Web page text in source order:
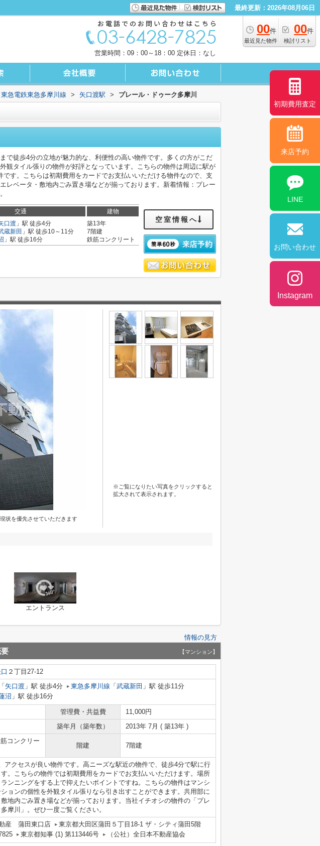
最終更新：2026年08月06日
00件
最近見た物件
00件
検討リスト
営業時間：09：00～18：00 定休日：なし
東急電鉄東急多摩川線 > 矢口渡駅 > プレール・ドゥーク多摩川
で徒歩4分の立地が魅力的な、利便性の高い物件です。多くの方がこだ
観タイル張りの物件が好評となっています。こちらの物件は周辺に駅が
す。こちらは初期費用をカードでお支払いいただける物件なので、支
レベータ・敷地内ごみ置き場などが揃っております。新着情報：プレー
交通 建物
口渡 」駅 徒歩4分
蔵新田 」駅 徒歩10～11分
」駅 徒歩16分
築13年
7階建
鉄筋コンクリート
空室情報へ
状を優先させていただきます
※ご覧になりたい写真をクリックすると
拡大されて表示されます。
エントランス
情報の見方
【マンション】
２丁目27-12
「 矢口渡 」駅 徒歩4分 東急多摩川線 「 武蔵新田 」駅 徒歩11分
沼 」駅 徒歩16分
管理費・共益費
11,000円
築年月（築年数） 2013年 7月 ( 築13年 )
コンクリー
階建 7階建
アクセスが良い物件です。高ニーズな駅近の物件で、徒歩4分で駅に行
す。こちらの物件では初期費用をカードでお支払いいただけます。場所
ンニングをする上で抑えたいポイントですね。こちらの物件はマンシ
ションの個性を外観タイル張りなら引き出すことができます。共用部に
地内ごみ置き場などが揃っております。当社イチオシの物件の「プレ
摩川」。ぜひ一度ご覧ください。
産 蒲田東口店
東京都大田区蒲田５丁目18-1 ザ・シティ蒲田5階
東京都知事 (1) 第113446号 （公社）全日本不動産協会
初期費用査定
来店予約
LINE
お問い合わせ
Instagram